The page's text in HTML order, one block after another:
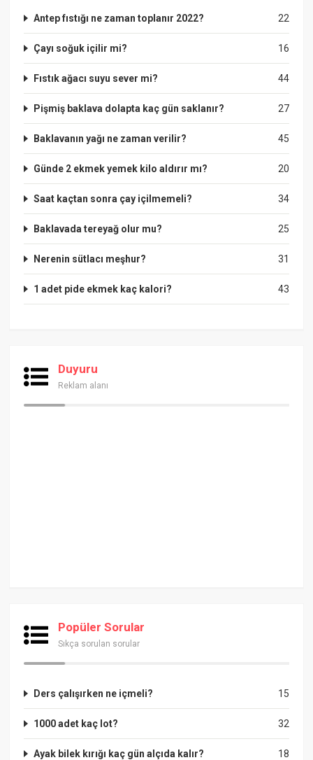
22
Antep fıstığı ne zaman toplanır 2022?
16
Çayı soğuk içilir mi?
44
Fıstık ağacı suyu sever mi?
27
Pişmiş baklava dolapta kaç gün saklanır?
45
Baklavanın yağı ne zaman verilir?
20
Günde 2 ekmek yemek kilo aldırır mı?
34
Saat kaçtan sonra çay içilmemeli?
25
Baklavada tereyağ olur mu?
31
Nerenin sütlacı meşhur?
43
1 adet pide ekmek kaç kalori?
Duyuru
Reklam alanı
Popüler Sorular
Sıkça sorulan sorular
15
Ders çalışırken ne içmeli?
32
1000 adet kaç lot?
18
Ayak bilek kırığı kaç gün alçıda kalır?